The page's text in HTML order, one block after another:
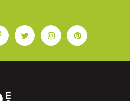
FacebookTwitterInstagramPinterest